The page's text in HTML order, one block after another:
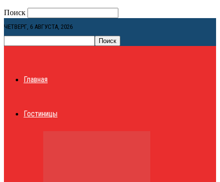
Поиск
ЧЕТВЕРГ, 6 АВГУСТА, 2026
Главная
Гостиницы